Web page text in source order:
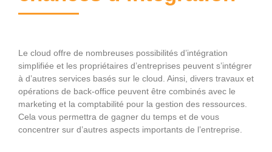
Le cloud offre de nombreuses possibilités d’intégration
simplifiée et les propriétaires d’entreprises peuvent s’intégrer
à d’autres services basés sur le cloud. Ainsi, divers travaux et
opérations de back-office peuvent être combinés avec le
marketing et la comptabilité pour la gestion des ressources.
Cela vous permettra de gagner du temps et de vous
concentrer sur d’autres aspects importants de l’entreprise.